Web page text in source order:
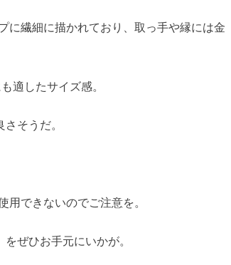
に繊細に描かれており、取っ手や縁には金
適したサイズ感。
そうだ。
できないのでご注意を。
ぜひお手元にいかが。